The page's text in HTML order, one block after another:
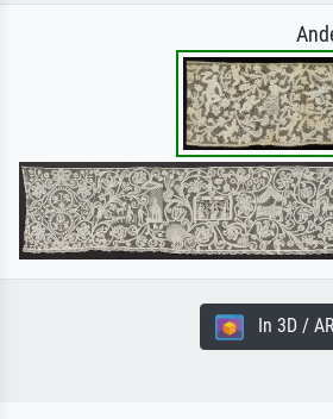
In 3D /